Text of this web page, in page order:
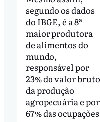
segundo os dados
do IBGE, é a 8ª
maior produtora
de alimentos do
mundo,
responsável por
23% do valor bruto
da produção
agropecuária e por
67% das ocupações